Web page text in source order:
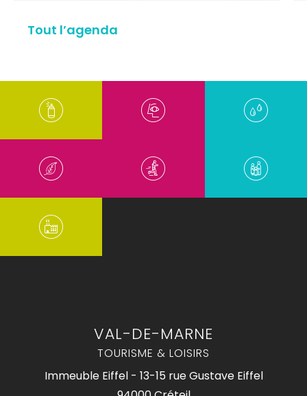
Tout l’agenda
VAL-DE-MARNE
TOURISME & LOISIRS
Immeuble Eiffel - 13-15 rue Gustave Eiffel